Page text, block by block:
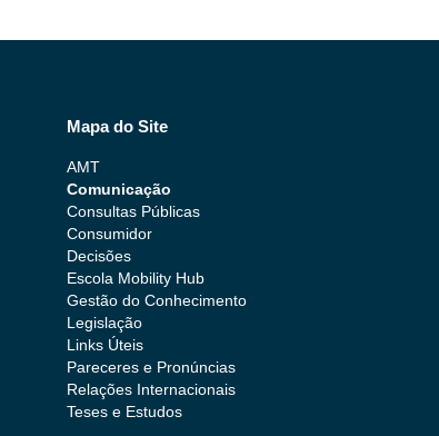
Mapa do Site
AMT
Comunicação
Consultas Públicas
Consumidor
Decisões
Escola Mobility Hub
Gestão do Conhecimento
Legislação
Links Úteis
Pareceres e Pronúncias
Relações Internacionais
Teses e Estudos